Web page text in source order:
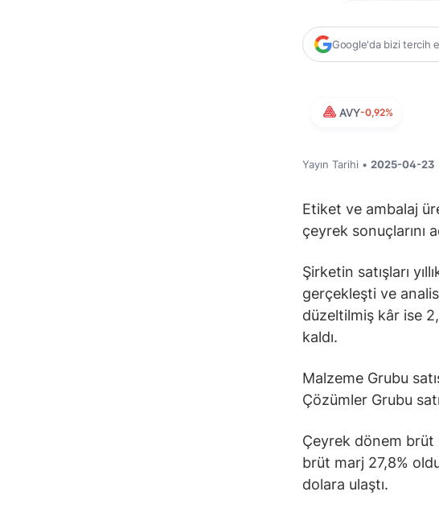
Google'da bizi tercih
AVY-0,92%
Yayın Tarihi • 2025-04-23
Etiket ve ambalaj
çeyrek sonuçlarını
Şirketin satışları
gerçekleşti ve
düzeltilmiş kâr ise
kaldı.
Malzeme Grubu
Çözümler Grubu
Çeyrek dönem brüt
brüt marj 27,8%
dolara ulaştı.